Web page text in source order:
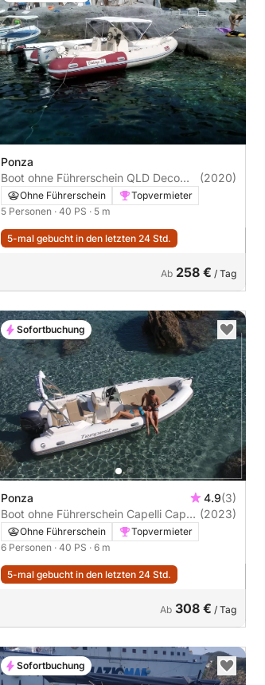
Ponza
Boot ohne Führerschein QLD Deco
570 40PS
(2020)
Ohne Führerschein
Topvermieter
5 Personen · 40 PS · 5 m
5-mal gebucht in den letzten 24 Std.
Ab 258 € / Tag
Ponza 4.9(3)
Boot ohne Führerschein Capelli Capelli
Tempest 600 40PS
(2023)
Ohne Führerschein
Topvermieter
6 Personen · 40 PS · 6 m
5-mal gebucht in den letzten 24 Std.
Ab 308 € / Tag
Sofortbuchung
Sofortbuchung